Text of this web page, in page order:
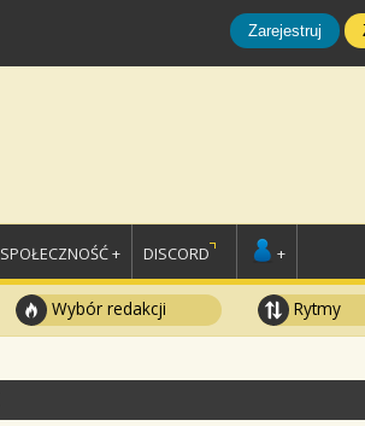
Zarejestruj
SPOŁECZNOŚĆ + DISCORD +
Wybór redakcji Rytmy